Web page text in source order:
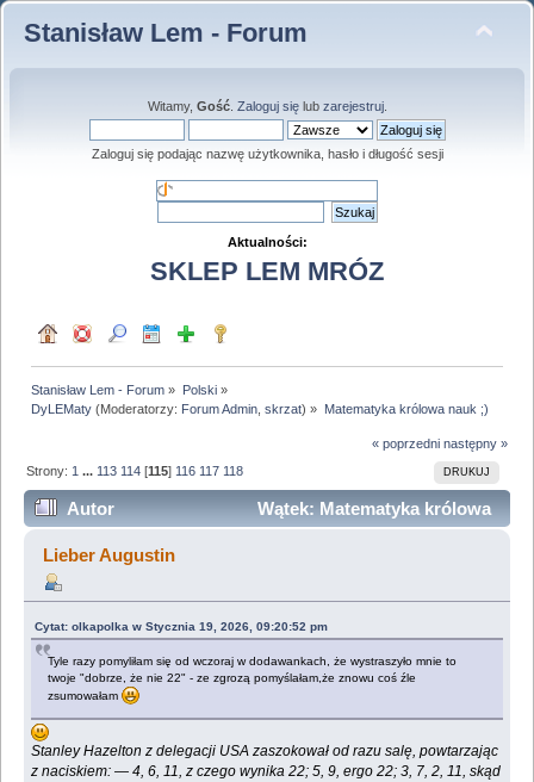
Stanisław Lem - Forum
Witamy, Gość. Zaloguj sięlub zarejestruj.
Zaloguj się podając nazwę użytkownika, hasło i długość sesji
Aktualności:
SKLEP LEM MRÓZ
Stanisław Lem - Forum » Polski»
DyLEMaty (Moderatorzy: Forum Admin ,skrzat) » Matematyka królowa nauk ;)
« poprzedni następny »
DRUKUJ
Strony: 1 ... 113 114 [115] 116 117 118
Autor
Wątek: Matematyka królowa
nauk ;) (Przeczytany 1975473 razy)
Lieber Augustin
Cytat: olkapolka w Stycznia 19, 2026, 09:20:52 pm
Tyle razy pomyliłam się od wczoraj w dodawankach, że wystraszyło mnie to
twoje "dobrze, że nie 22" - ze zgrozą pomyślałam,że znowu coś źle
zsumowałam
Stanley Hazelton z delegacji USA zaszokował od razu salę, powtarzając
z naciskiem: — 4, 6, 11, z czego wynika 22; 5, 9, ergo 22; 3, 7, 2, 11, skąd